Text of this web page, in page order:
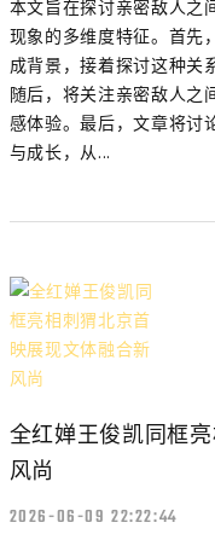
本文旨在探讨亲密敌人之
现象的多维度特征。首先
成背景，接着探讨这种关
随后，将关注亲密敌人之
感体验。最后，文章将讨
与成长，从...
全红婵王俊凯同框
风尚
2026-06-09 22:22:44